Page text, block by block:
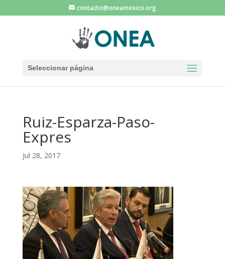
contacto@oneamexico.org
Seleccionar página
Ruiz-Esparza-Paso-
Expres
Jul 28, 2017